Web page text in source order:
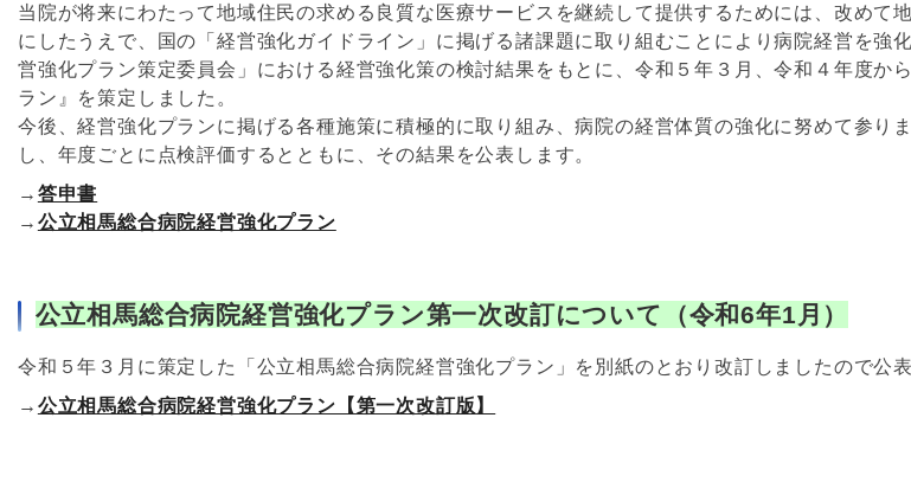
当院が将来にわたって地域住民の求める良質な医療サービスを継続して提供するためには、改め
にしたうえで、国の「経営強化ガイドライン」に掲げる諸課題に取り組むことにより病院経営を
営強化プラン策定委員会」における経営強化策の検討結果をもとに、令和５年３月、令和４年度
ラン』を策定しました。
今後、経営強化プランに掲げる各種施策に積極的に取り組み、病院の経営体質の強化に努めて参
し、年度ごとに点検評価するとともに、その結果を公表します。
→ 答申書
→ 公立相馬総合病院経営強化プラン
公立相馬総合病院経営強化プラン第一次改訂について（令和6年1月）
令和５年３月に策定した「公立相馬総合病院経営強化プラン」を別紙のとおり改訂しましたので公表
→ 公立相馬総合病院経営強化プラン【第一次改訂版】